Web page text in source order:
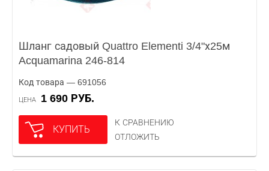
Шланг садовый Quattro Elementi 3/4"х25м
Acquamarina 246-814
Код товара — 691056
ЦЕНА 1 690 РУБ.
КУПИТЬ
К СРАВНЕНИЮ
ОТЛОЖИТЬ